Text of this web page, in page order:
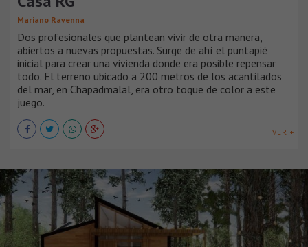
Mariano Ravenna
Dos profesionales que plantean vivir de otra manera,
abiertos a nuevas propuestas. Surge de ahí el puntapié
inicial para crear una vivienda donde era posible repensar
todo. El terreno ubicado a 200 metros de los acantilados
del mar, en Chapadmalal, era otro toque de color a este
juego.
VER +